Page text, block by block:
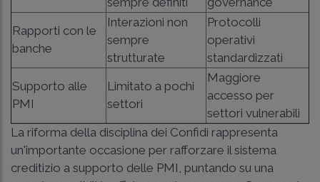
Rapporti con le
banche
Interazioni non
sempre
strutturate
Protocolli
operativi
standardizzati
Supporto alle
PMI
Limitato a pochi
settori
Maggiore
accesso per
settori vulnerabili
La riforma della disciplina dei Confidi rappresenta
un'importante occasione per rafforzare il sistema
creditizio a supporto delle PMI, puntando su una